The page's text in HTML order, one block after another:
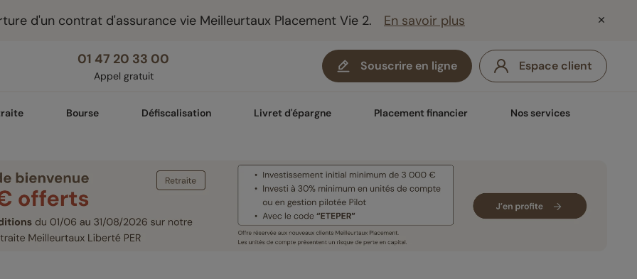
d'un contrat d'assurance vie Meilleurtaux Placement Vie 2. En savoir plus
01 47 20 33 00
Appel gratuit
Souscrire en ligne Espace client
Bourse Défiscalisation Livret d'épargne Placement financier Nos services